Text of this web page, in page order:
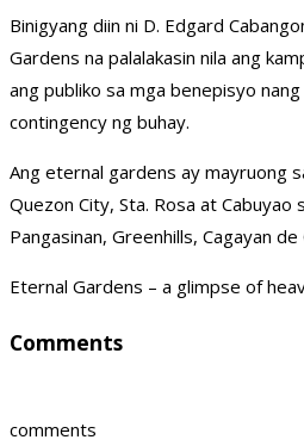
Binigyang diin ni D. Edgard
Gardens na palalakasin nila ang
ang publiko sa mga benepisyo
contingency ng buhay.
Ang eternal gardens ay mayruong
Quezon City, Sta. Rosa at Cabuyao
Pangasinan, Greenhills, Cagayan
Eternal Gardens – a glimpse of
Comments
comments